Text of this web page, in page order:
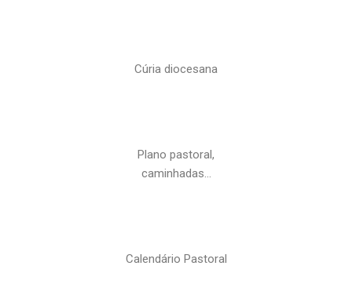
Cúria diocesana
Plano pastoral,
caminhadas…
Calendário Pastoral